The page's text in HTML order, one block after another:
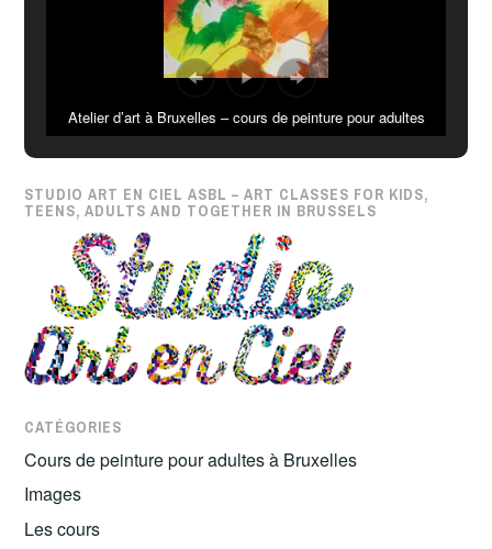
Atelier d’art à Bruxelles – cours de peinture pour adultes
STUDIO ART EN CIEL ASBL – ART CLASSES FOR KIDS,
TEENS, ADULTS AND TOGETHER IN BRUSSELS
CATÉGORIES
Cours de peinture pour adultes à Bruxelles
Images
Les cours